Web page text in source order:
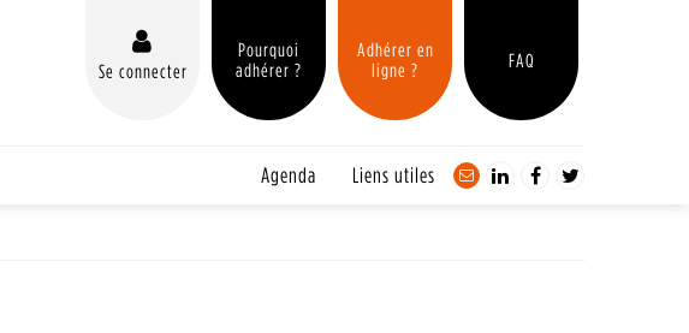
Se connecter
Pourquoi
adhérer ?
Adhérer en
ligne ?
FAQ
Agenda Liens utiles